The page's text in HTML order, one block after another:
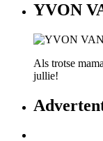
YVON
Als trotse
jullie!